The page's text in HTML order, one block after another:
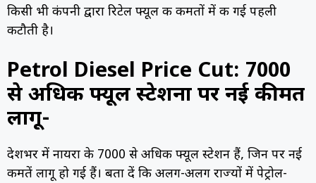
किसी भी कंपनी द्वारा रिटेल फ्यूल की कीमतों में की गई पहली
कटौती है।
Petrol Diesel Price Cut: 7000
से अधिक फ्यूल स्टेशनों पर नई कीमतें
लागू-
देशभर में नायरा के 7000 से अधिक फ्यूल स्टेशन हैं, जिन पर नई
कीमतें लागू हो गई हैं। बता दें कि अलग-अलग राज्यों में पेट्रोल-